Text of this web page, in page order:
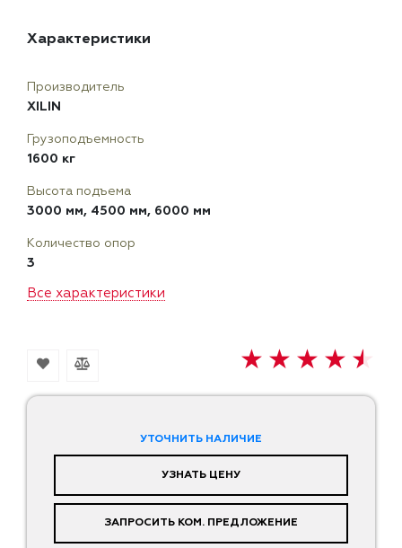
УТОЧНИТЬ НАЛИЧИЕ
УЗНАТЬ ЦЕНУ
ЗАПРОСИТЬ КОМ. ПРЕДЛОЖЕНИЕ
Характеристики
Все характеристики
Производитель
XILIN
Грузоподъемность
1600 кг
Высота подъема
3000 мм, 4500 мм, 6000 мм
Количество опор
3